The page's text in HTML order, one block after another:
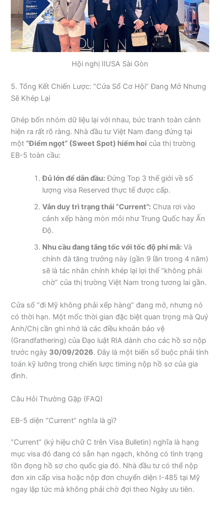
Hội nghị IIUSA Sài Gòn
5. Tổng Kết Chiến Lược: “Cửa Sổ Cơ Hội” Đang Mở Nhưng
Sẽ Khép Lại
Ghép bốn nhóm dữ liệu lại với nhau, bức tranh toàn cảnh
hiện ra rất rõ ràng. Nhà đầu tư Việt Nam đang đứng tại
một “Điểm ngọt” (Sweet Spot) hiếm hoi của thị trường
EB-5 toàn cầu:
Đủ lớn để dẫn đầu:Đứng Top 3 thế giới về số
lượng visa Reserved thực tế được cấp.
Vẫn duy trì trạng thái “Current”: Chưa rơi vào
cảnh xếp hàng mòn mỏi như Trung Quốc hay Ấn
Độ.
Nhu cầu đang tăng tốc với tốc độ phi mã: Và
chính đà tăng trưởng này (gần 9 lần trong 4 năm)
sẽ là tác nhân chính khép lại lợi thế “không phải
chờ” của thị trường Việt Nam trong tương lai gần.
Cửa sổ “đi Mỹ không phải xếp hàng” đang mở, nhưng nó
có thời hạn. Một mốc thời gian đặc biệt quan trọng mà Quý
Anh/Chị cần ghi nhớ là các điều khoản bảo vệ
(Grandfathering) của Đạo luật RIA dành cho các hồ sơ nộp
trước ngày 30/09/2026. Đây là một biến số buộc phải tính
toán kỹ lưỡng trong chiến lược timing nộp hồ sơ của gia
đình.
Câu Hỏi Thường Gặp (FAQ)
EB-5 diện “Current” nghĩa là gì?
“Current” (ký hiệu chữ C trên Visa Bulletin) nghĩa là hạng
mục visa đó đang có sẵn hạn ngạch, không có tình trạng
tồn đọng hồ sơ cho quốc gia đó. Nhà đầu tư có thể nộp
đơn xin cấp visa hoặc nộp đơn chuyển diện I-485 tại Mỹ
ngay lập tức mà không phải chờ đợi theo Ngày ưu tiên.